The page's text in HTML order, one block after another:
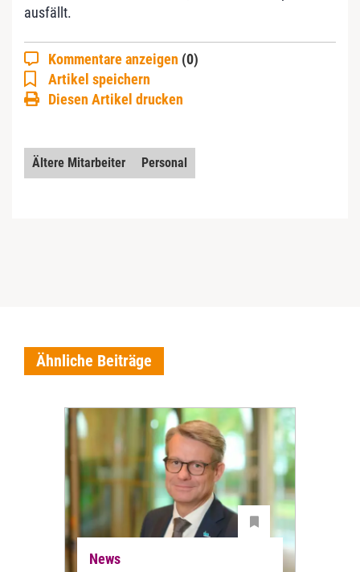
ausfällt.
Kommentare anzeigen (0)
Artikel speichern
Diesen Artikel drucken
Ältere Mitarbeiter Personal
Ähnliche Beiträge
News